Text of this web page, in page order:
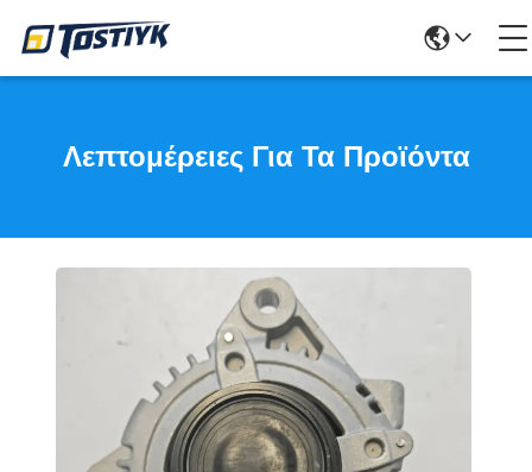
Λεπτομέρειες Για Τα Προϊόντα